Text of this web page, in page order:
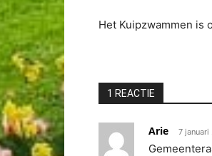
Het Kuipzwammen is
1 REACTIE
Arie 7